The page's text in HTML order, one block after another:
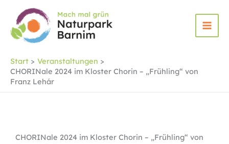
Inhalt
springen
Start
Veranstaltungen
CHORINale 2024 im Kloster Chorin – „Frühling“ von
Franz Lehár
CHORINale 2024 im Kloster Chorin – „Frühling“ von